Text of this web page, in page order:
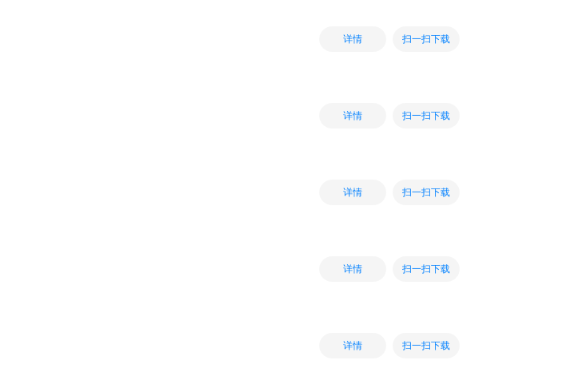
详情 扫一扫下载
详情 扫一扫下载
详情 扫一扫下载
详情 扫一扫下载
详情 扫一扫下载